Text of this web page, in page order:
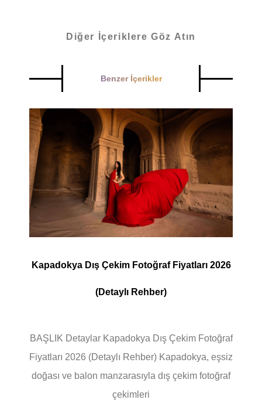
Diğer İçeriklere Göz Atın
Benzer İçerikler
Kapadokya Dış Çekim Fotoğraf Fiyatları 2026
(Detaylı Rehber)
BAŞLIK Detaylar Kapadokya Dış Çekim Fotoğraf
Fiyatları 2026 (Detaylı Rehber) Kapadokya, eşsiz
doğası ve balon manzarasıyla dış çekim fotoğraf
çekimleri